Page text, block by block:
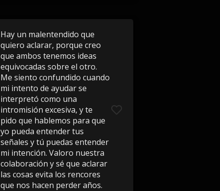
Hay un malentendido que
quiero aclarar, porque creo
que ambos tenemos ideas
equivocadas sobre el otro.
Me siento confundido cuando
mi intento de ayudar se
interpretó como una
intromisión excesiva, y te
pido que hablemos para que
yo pueda entender tus
señales y tú puedas entender
mi intención. Valoro nuestra
colaboración y sé que aclarar
las cosas evita los rencores
que nos hacen perder años.